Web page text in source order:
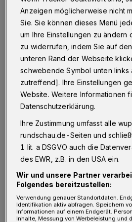
Bedeutung aus. Der
Hardt mit dem
den Barmer Anlagen, dem
Park und dem
das sechste Mitglied der
Parklandschaft, das in das
aufgenommen wird. Dort
Parks in Großbritannien,
Niederlanden und
„Wir sind sehr stolz, dass
auch zu dieser illustren
Gartenanlagen in Europa
Oberbürgermeister Uwe
Anzeigen möglicherweise nicht
Sie. Sie können dieses Menü
um Ihre Einstellungen zu ändern
zu widerrufen, indem Sie auf
unteren Rand der Webseite
schwebende Symbol unten
zutreffend]. Ihre Einstellungen
Website. Weitere Informationen
Datenschutzerklärung.
Ihre Zustimmung umfasst alle
rundschau.de-Seiten und
1 lit. a DSGVO auch die
des EWR, z.B. in den USA ein.
Wir und unsere Partner
Folgendes bereitzustellen:
Verwendung genauer Standortdaten.
Identifikation aktiv abfragen. Speichern
Informationen auf einem Endgerät.
Inhalte, Messung von Werbeleistung und